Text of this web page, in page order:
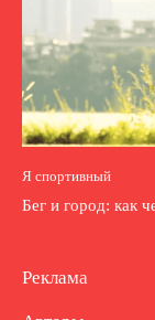
Я спортивный
Бег и город: как
Реклама